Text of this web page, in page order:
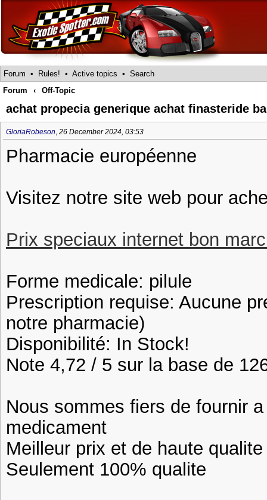
Forum • Rules! • Active topics • Search
Forum
‹ Off-Topic
achat propecia generique achat finasteride
GloriaRobeson, 26 December 2024, 03:53
Pharmacie européenne
Visitez notre site web pour
Prix speciaux internet bon
Forme medicale: pilule
Prescription requise: Aucune
notre pharmacie)
Disponibilité: In Stock!
Note 4,72 / 5 sur la base de
Nous sommes fiers de fournir
medicament
Meilleur prix et de haute qualite
Seulement 100% qualite